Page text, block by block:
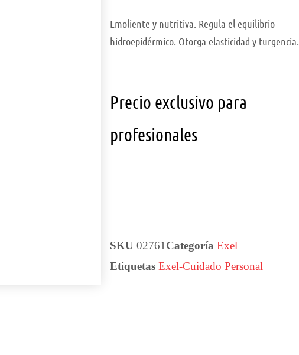
Emoliente y nutritiva. Regula el equilibrio
hidroepidérmico. Otorga elasticidad y turgencia.
Precio exclusivo para
profesionales
SKU 02761 Categoría Exel
Etiquetas Exel-Cuidado Personal